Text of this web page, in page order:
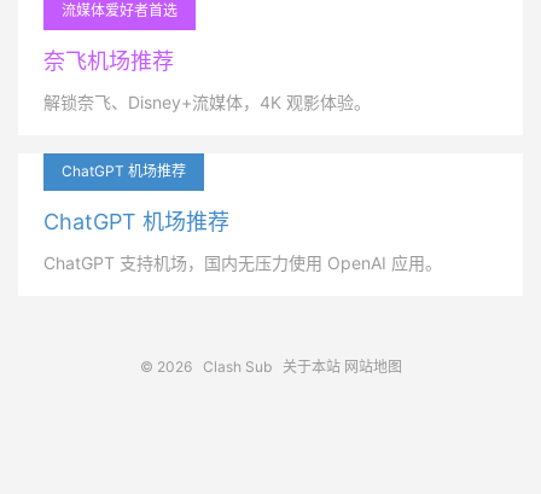
流媒体爱好者首选
奈飞机场推荐
解锁奈飞、Disney+流媒体，4K 观影体验。
ChatGPT 机场推荐
ChatGPT 机场推荐
ChatGPT 支持机场，国内无压力使用 OpenAI 应用。
© 2026 Clash Sub 关于本站 网站地图